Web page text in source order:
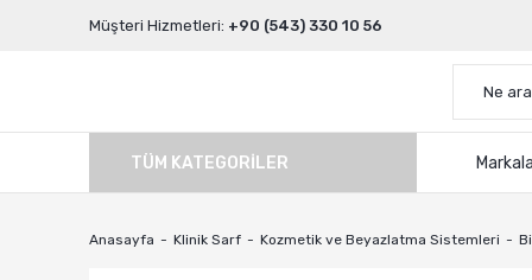
Müşteri Hizmetleri: +90 (543) 330 10 56
TÜM KATEGORILER
Anasayfa Klinik Sarf Kozmetik ve Beyazlatma Sistemleri